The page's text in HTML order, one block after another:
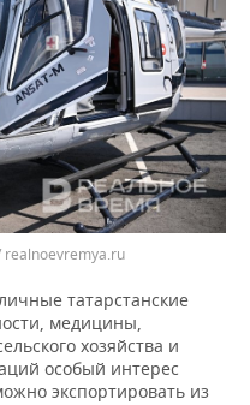
татарстанские
медицины,
хозяйства и
особый интерес
экспортировать из